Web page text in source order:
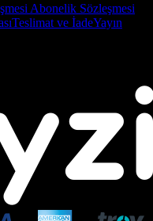
Abonelik Sözleşmesi
Teslimat ve İadeYayın